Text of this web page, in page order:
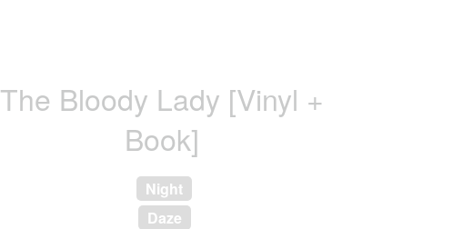
The Bloody Lady [Vinyl +
Book]
Night
Daze